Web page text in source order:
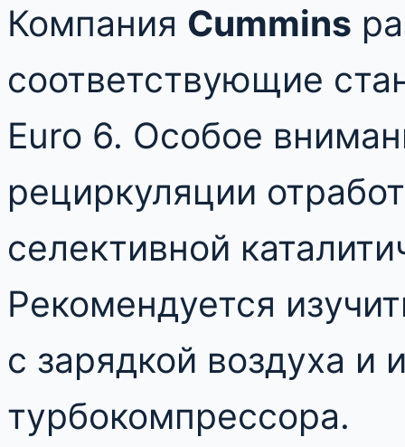
Компания Cummins
соответствующие
Euro 6. Особое
рециркуляции
селективной
Рекомендуется
с зарядкой воздуха и
турбокомпрессора.